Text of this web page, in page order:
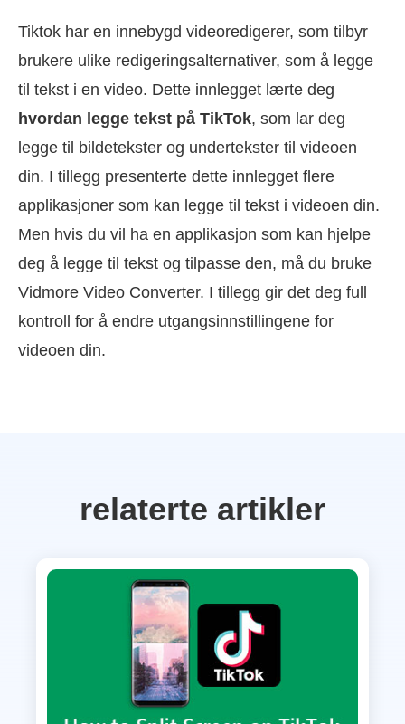
Tiktok har en innebygd videoredigerer, som tilbyr
brukere ulike redigeringsalternativer, som å legge
til tekst i en video. Dette innlegget lærte deg
hvordan legge tekst på TikTok, som lar deg
legge til bildetekster og undertekster til videoen
din. I tillegg presenterte dette innlegget flere
applikasjoner som kan legge til tekst i videoen din.
Men hvis du vil ha en applikasjon som kan hjelpe
deg å legge til tekst og tilpasse den, må du bruke
Vidmore Video Converter. I tillegg gir det deg full
kontroll for å endre utgangsinnstillingene for
videoen din.
relaterte artikler